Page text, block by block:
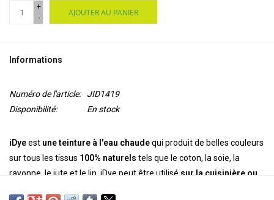
+
-
AJOUTER AU PANIER
Informations
Numéro de l'article:
JID1419
Disponibilité:
En stock
iDyeest une teinture à l'eau chaudequi produit de belles couleurs
sur tous les tissus 100% naturels tels que le coton, la soie, la
rayonne, le jute et le lin. iDye peut être utilisé sur la cuisinière ou